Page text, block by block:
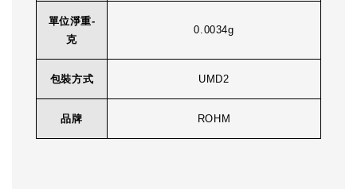
單位淨重-
克
0.0034g
包裝方式 UMD2
品牌 ROHM